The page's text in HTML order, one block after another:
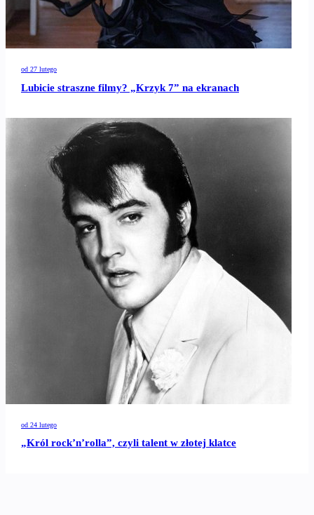
od 27 lutego
Lubicie straszne filmy? „Krzyk 7” na ekranach
od 24 lutego
„Król rock’n’rolla”, czyli talent w złotej klatce